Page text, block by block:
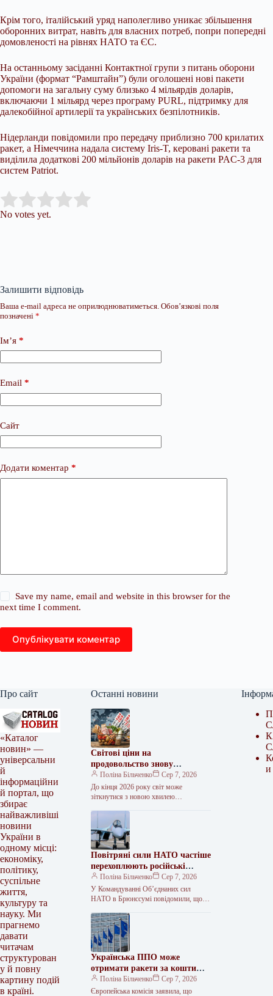
Крім того, італійський уряд наполегливо уникає збільшення
оборонних витрат, навіть для власних потреб, попри попередні
домовленості на рівнях НАТО та ЄС.
На останньому засіданні Контактної групи з питань оборони
України (формат “Рамштайн”) були оголошені нові пакети
допомоги на загальну суму близько 4 мільярдів доларів,
включаючи 1 мільярд через програму PURL, підтримку для
далекобійної артилерії та українських безпілотників.
Нідерланди повідомили про передачу приблизно 700 крилатих
ракет, а Німеччина надала систему Iris-T, керовані ракети та
виділила додаткові 200 мільйонів доларів на ракети PAC-3 для
систем Patriot.
Rate this item:
No votes yet.
Залишити відповідь
Ваша e-mail адреса не оприлюднюватиметься. Обов’язкові поля
позначені *
Ім’я *
Email *
Сайт
Додати коментар *
Save my name, email and website in this browser for the
next time I comment.
Опублікувати коментар
Про сайт
«Каталог
новин» —
універсальни
й
інформаційни
й портал, що
збирає
найважливіші
новини
України в
одному місці:
економіку,
політику,
суспільне
життя,
культуру та
науку. Ми
прагнемо
давати
читачам
структурован
у й повну
картину подій
в країні.
Останні новини
Світові ціни на
продовольство знову
потягнуться вгору – FAO
Поліна Більченко
Сер 7, 2026
До кінця 2026 року світ може
зіткнутися з новою хвилею
Повітряні сили НАТО частіше
перехоплюють російські
літаки
Поліна Більченко
Сер 7, 2026
У Командуванні Об’єднаних сил
НАТО в Брюнссумі повідомили, що
Альянсу для перехоплення російських
військових літаків біля східного…
Українська ППО може
отримати ракети за кошти
кредиту ЄС
Поліна Більченко
Сер 7, 2026
Європейська комісія заявила, що
и